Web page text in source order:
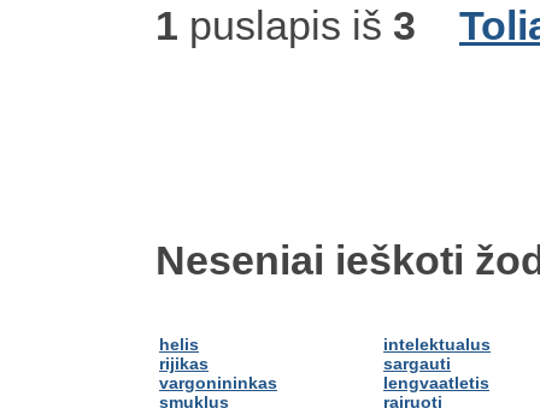
1 puslapis iš 3
Neseniai ieškoti
helis
rijikas
vargonininkas
smuklus
intelektualus
sargauti
lengvaatletis
rairuoti